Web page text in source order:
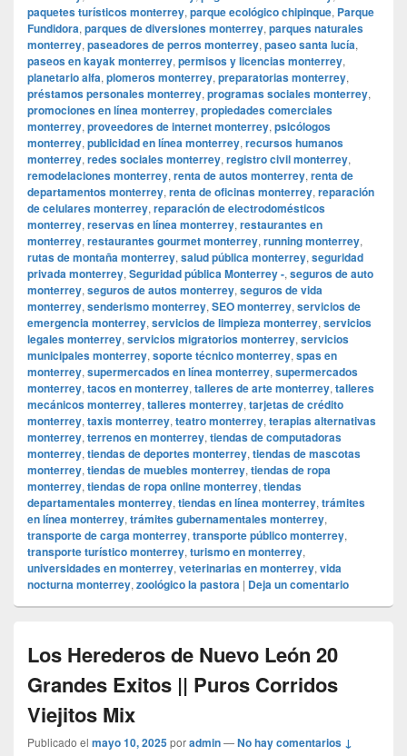
paquetes turísticos monterrey, parque ecológico chipinque, Parque
Fundidora, parques de diversiones monterrey, parques naturales
monterrey, paseadores de perros monterrey, paseo santa lucía,
paseos en kayak monterrey, permisos y licencias monterrey,
planetario alfa, plomeros monterrey, preparatorias monterrey,
préstamos personales monterrey, programas sociales monterrey,
promociones en línea monterrey, propiedades comerciales
monterrey, proveedores de internet monterrey, psicólogos
monterrey, publicidad en línea monterrey, recursos humanos
monterrey, redes sociales monterrey, registro civil monterrey,
remodelaciones monterrey, renta de autos monterrey, renta de
departamentos monterrey, renta de oficinas monterrey, reparación
de celulares monterrey, reparación de electrodomésticos
monterrey, reservas en línea monterrey, restaurantes en
monterrey, restaurantes gourmet monterrey, running monterrey,
rutas de montaña monterrey, salud pública monterrey, seguridad
privada monterrey, Seguridad pública Monterrey -, seguros de auto
monterrey, seguros de autos monterrey, seguros de vida
monterrey, senderismo monterrey, SEO monterrey, servicios de
emergencia monterrey, servicios de limpieza monterrey, servicios
legales monterrey, servicios migratorios monterrey, servicios
municipales monterrey, soporte técnico monterrey, spas en
monterrey, supermercados en línea monterrey, supermercados
monterrey, tacos en monterrey, talleres de arte monterrey, talleres
mecánicos monterrey, talleres monterrey, tarjetas de crédito
monterrey, taxis monterrey, teatro monterrey, terapias alternativas
monterrey, terrenos en monterrey, tiendas de computadoras
monterrey, tiendas de deportes monterrey, tiendas de mascotas
monterrey, tiendas de muebles monterrey, tiendas de ropa
monterrey, tiendas de ropa online monterrey, tiendas
departamentales monterrey, tiendas en línea monterrey, trámites
en línea monterrey, trámites gubernamentales monterrey,
transporte de carga monterrey, transporte público monterrey,
transporte turístico monterrey, turismo en monterrey,
universidades en monterrey, veterinarias en monterrey, vida
nocturna monterrey, zoológico la pastora | Deja un comentario
Los Herederos de Nuevo León 20
Grandes Exitos || Puros Corridos
Viejitos Mix
Publicado el mayo 10, 2025poradmin—No hay comentarios ↓